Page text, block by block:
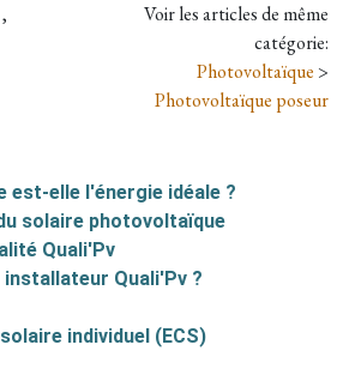
Voir les articles de même
catégorie:
Photovoltaïque >
Photovoltaïque poseur
est-elle l'énergie idéale ?
solaire photovoltaïque
Quali'Pv
Quali'Pv ?
individuel (ECS)